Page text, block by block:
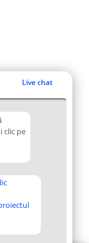
Live chat
clic pe